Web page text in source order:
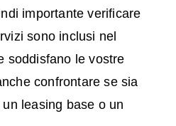
importante verificare
sono inclusi nel
soddisfano le vostre
confrontare se sia
leasing base o un